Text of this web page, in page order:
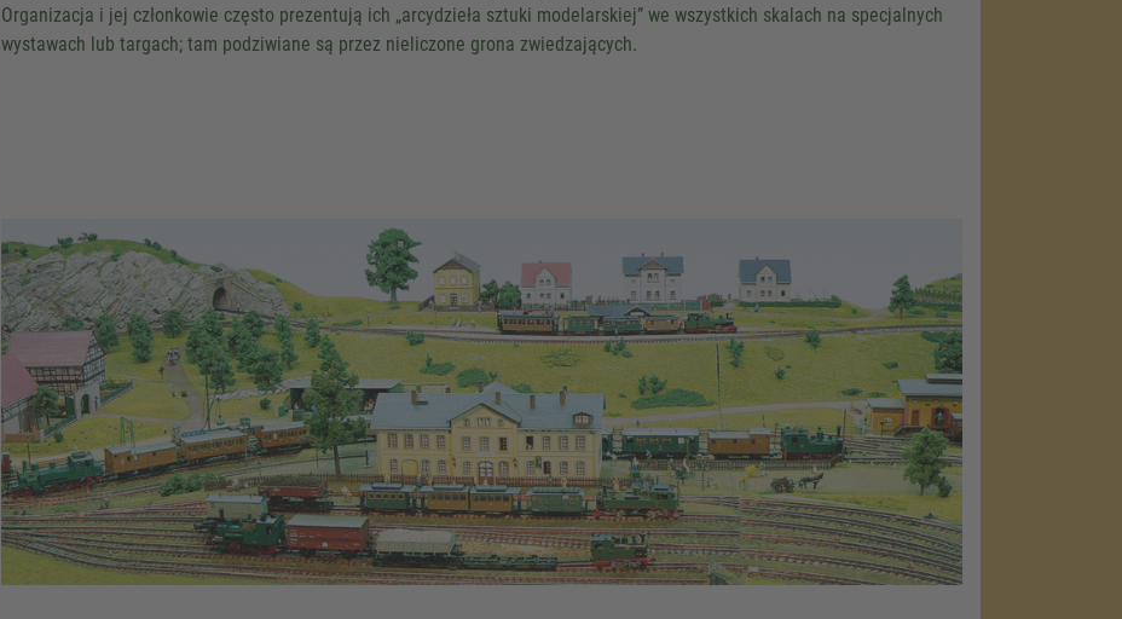
Organizacja i jej członkowie często prezentują ich „arcydzieła sztuki modelarskiej” we wszystkich skalach na specjalnych
wystawach lub targach; tam podziwiane są przez nieliczone grona zwiedzających.
We need your consent to load the
Google Maps service!
We use a third party service to embed map
content that may collect data about your activity.
Please review the details and accept the service
to see this map.
More Information
Accept
Powered byUsercentrics Consent